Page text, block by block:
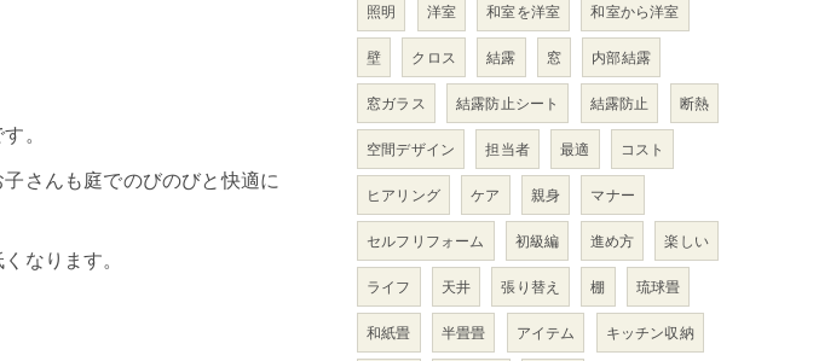
。
さんも庭でのびのびと快適に
なります。
照明 洋室 和室を洋室 和室から洋室
壁 クロス 結露 窓 内部結露
窓ガラス 結露防止シート 結露防止 断熱
空間デザイン 担当者 最適 コスト
ヒアリング ケア 親身 マナー
セルフリフォーム 初級編 進め方 楽しい
ライフ 天井 張り替え 棚 琉球畳
和紙畳 半畳畳 アイテム キッチン収納